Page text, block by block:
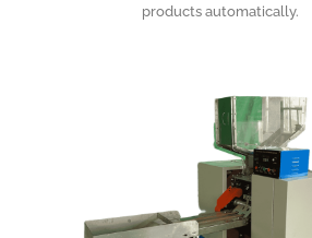
products automatically.